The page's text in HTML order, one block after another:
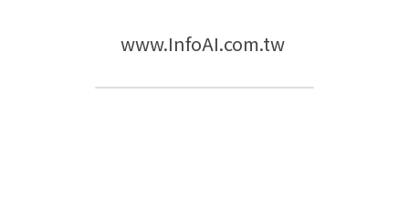
www.InfoAI.com.tw